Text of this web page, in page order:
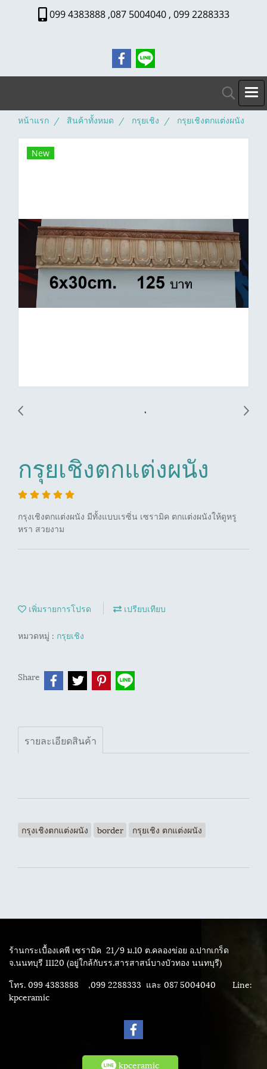
099 4383888 ,087 5004040 , 099 2288333
หน้าแรก สินค้าทั้งหมด กรุยเชิง กรุยเชิงตกแต่งผนัง
New
กรุยเชิงตกแต่งผนัง
กรุงเชิงตกแต่งผนัง มีทั้งแบบเรซิ่น เซรามิค ตกแต่งผนังให้ดูหรู
หรา สวยงาม
เพิ่มรายการโปรด เปรียบเทียบ
หมวดหมู่ : กรุยเชิง
Share
รายละเอียดสินค้า
กรุงเชิงตกแต่งผนัง border กรุยเชิง ตกแต่งผนัง
ร้านกระเบื้องเคพี เซรามิค 21/9 ม.10 ต.คลองข่อย อ.ปากเกร็ด
จ.นนทบุรี 11120 (อยู่ใกล้กับรร.สารสาสน์บางบัวทอง นนทบุรี)
โทร. 099 4383888 ,099 2288333 และ 087 5004040 Line:
kpceramic
kpceramic